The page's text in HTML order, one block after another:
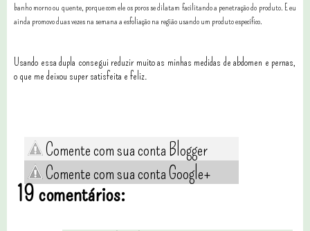
banho morno ou quente, porque com ele os poros se dilatam facilitando a penetração do produto. E eu
ainda promovo duas vezes na semana a esfoliação na região usando um produto específico.
Usando essa dupla consegui reduzir muito as minhas medidas de abdomen e pernas,
o que me deixou super satisfeita e feliz.
Comente com sua conta Blogger
Comente com sua conta Google+
19 comentários: